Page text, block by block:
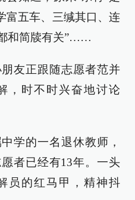
富五车、三缄其口、连
和简牍有关”……
友正跟随志愿者范并
，时不时兴奋地讨论
学的一名退休教师，
者已经有13年。一头
员的红马甲，精神抖